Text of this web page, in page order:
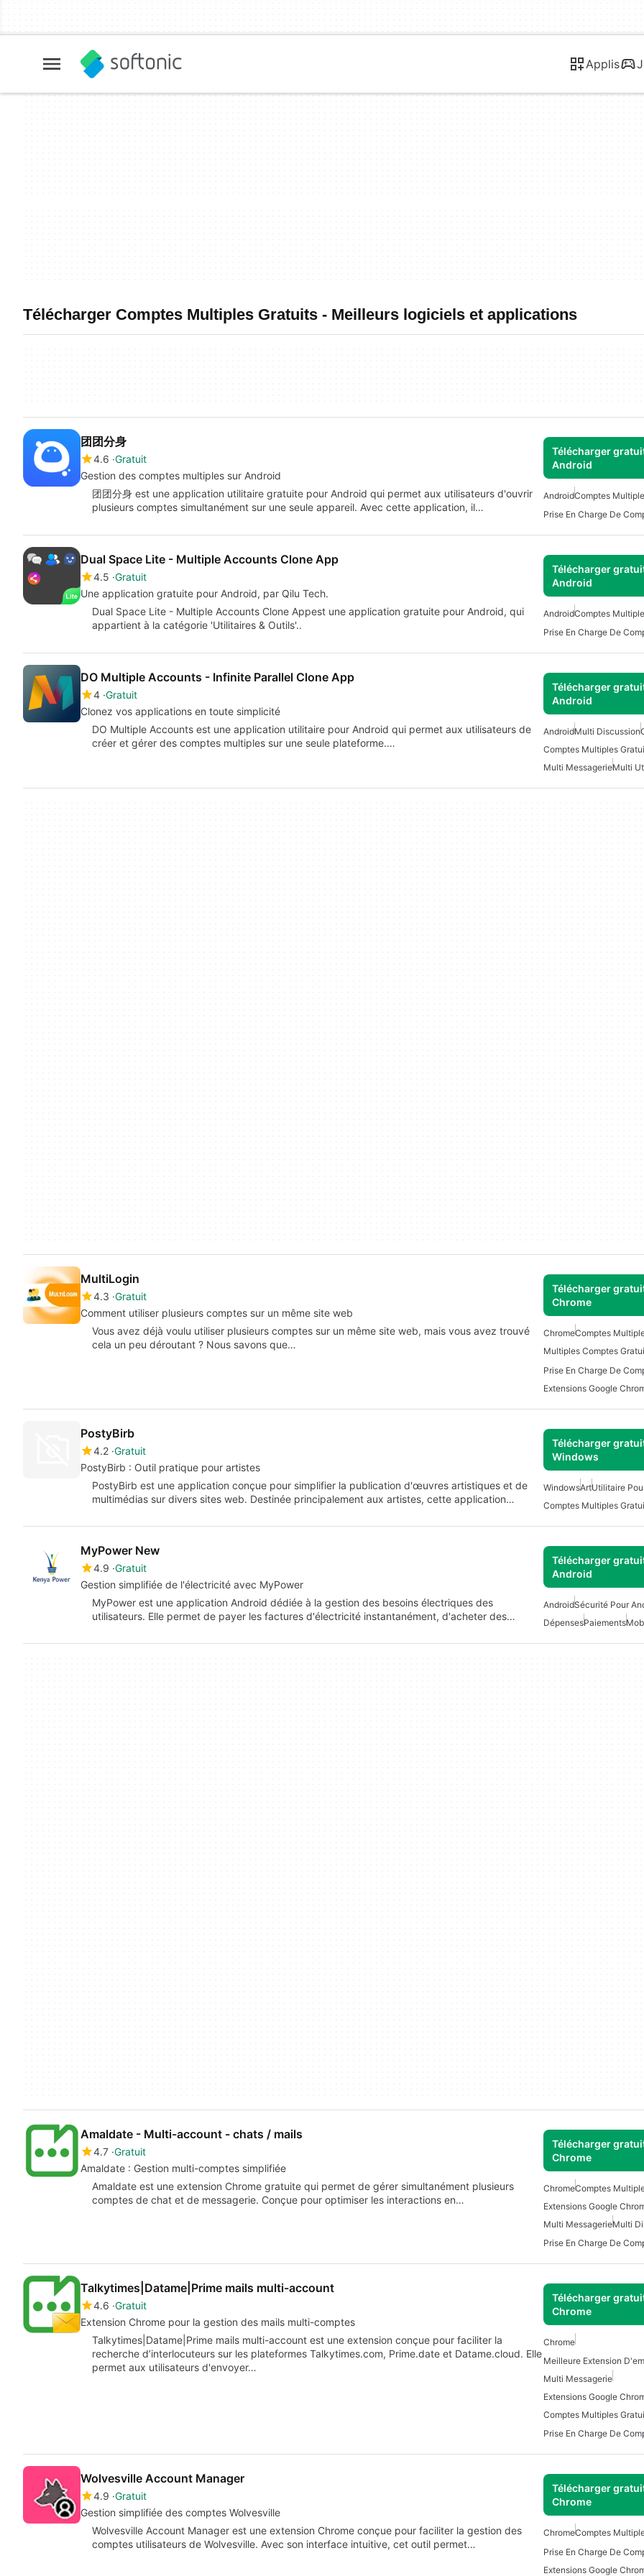
Applis
Télécharger Comptes Multiples Gratuits - Meilleurs logiciels et applications
团团分身
4.6 Gratuit
Gestion des comptes multiples sur Android
Télécharger
Android
团团分身 est une application utilitaire gratuite pour Android qui permet aux utilisateurs d'ouvrir
plusieurs comptes simultanément sur une seule appareil. Avec cette application, il…
AndroidComptes
Prise En Charge De
Dual Space Lite - Multiple Accounts Clone App
4.5 Gratuit
Une application gratuite pour Android, par Qilu Tech.
Télécharger
Android
Dual Space Lite - Multiple Accounts Clone Appest une application gratuite pour Android, qui
appartient à la catégorie 'Utilitaires & Outils'..
AndroidComptes
Prise En Charge De
DO Multiple Accounts - Infinite Parallel Clone App
4 Gratuit
Clonez vos applications en toute simplicité
Télécharger
Android
DO Multiple Accounts est une application utilitaire pour Android qui permet aux utilisateurs de
créer et gérer des comptes multiples sur une seule plateforme.…
AndroidMulti Discussion
Comptes Multiples
Multi MessagerieMulti
MultiLogin
4.3 Gratuit
Comment utiliser plusieurs comptes sur un même site web
Télécharger
Chrome
Vous avez déjà voulu utiliser plusieurs comptes sur un même site web, mais vous avez trouvé
cela un peu déroutant ? Nous savons que…
ChromeComptes
Multiples Comptes
Prise En Charge De
Extensions Google
PostyBirb
4.2 Gratuit
PostyBirb : Outil pratique pour artistes
Télécharger
Windows
PostyBirb est une application conçue pour simplifier la publication d'œuvres artistiques et de
multimédias sur divers sites web. Destinée principalement aux artistes, cette application…
WindowsArtUtilitaire
Comptes Multiples
MyPower New
4.9 Gratuit
Gestion simplifiée de l'électricité avec MyPower
Télécharger
Android
MyPower est une application Android dédiée à la gestion des besoins électriques des
utilisateurs. Elle permet de payer les factures d'électricité instantanément, d'acheter des…
AndroidSécurité Pour
DépensesPaiements
Amaldate - Multi-account - chats / mails
4.7 Gratuit
Amaldate : Gestion multi-comptes simplifiée
Télécharger
Chrome
Amaldate est une extension Chrome gratuite qui permet de gérer simultanément plusieurs
comptes de chat et de messagerie. Conçue pour optimiser les interactions en…
ChromeComptes
Extensions Google
Multi MessagerieMulti
Prise En Charge De
Talkytimes|Datame|Prime mails multi-account
4.6 Gratuit
Extension Chrome pour la gestion des mails multi-comptes
Télécharger
Chrome
Talkytimes|Datame|Prime mails multi-account est une extension conçue pour faciliter la
recherche d’interlocuteurs sur les plateformes Talkytimes.com, Prime.date et Datame.cloud. Elle
permet aux utilisateurs d'envoyer…
Chrome
Multi Messagerie
Extensions Google
Comptes Multiples
Prise En Charge De
Wolvesville Account Manager
4.9 Gratuit
Gestion simplifiée des comptes Wolvesville
Télécharger
Chrome
Wolvesville Account Manager est une extension Chrome conçue pour faciliter la gestion des
comptes utilisateurs de Wolvesville. Avec son interface intuitive, cet outil permet…
ChromeComptes
Prise En Charge De
Extensions Google